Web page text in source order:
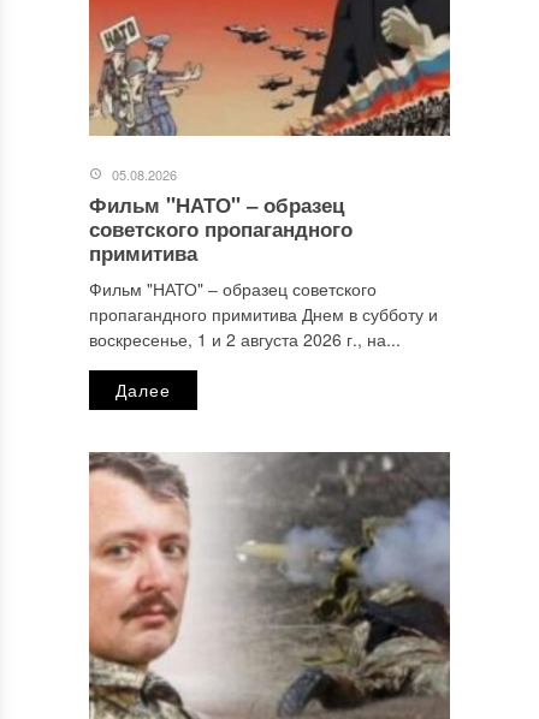
Этот сайт использует Akismet для борьбы со спамом.
Узнайте, как обрабатываются ваши данные комментариев
05.08.2026
Фильм "НАТО" ‒ образец
советского пропагандного
примитива
Фильм "НАТО" ‒ образец советского
пропагандного примитива Днем в субботу и
воскресенье, 1 и 2 августа 2026 г., на...
Далее